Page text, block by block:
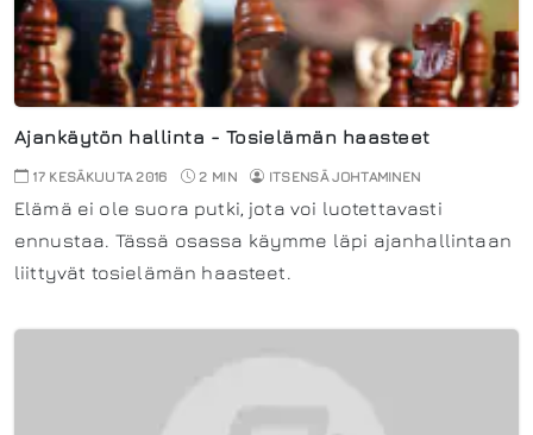
Ajankäytön hallinta - Tosielämän haasteet
17 KESÄKUUTA 2016 2 MIN ITSENSÄ JOHTAMINEN
Elämä ei ole suora putki, jota voi luotettavasti
ennustaa. Tässä osassa käymme läpi ajanhallintaan
liittyvät tosielämän haasteet.